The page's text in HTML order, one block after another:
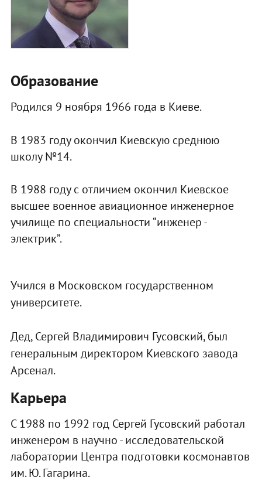
Образование
Родился 9 ноября 1966 года в Киеве.
В 1983 году окончил Киевскую среднюю
школу №14.
В 1988 году с отличием окончил Киевское
высшее военное авиационное инженерное
училище по специальности “инженер -
электрик”.
Учился в Московском государственном
университете.
Дед, Сергей Владимирович Гусовский, был
генеральным директором Киевского завода
Арсенал.
Карьера
С 1988 по 1992 год Сергей Гусовский работал
инженером в научно - исследовательской
лаборатории Центра подготовки космонавтов
им. Ю. Гагарина.